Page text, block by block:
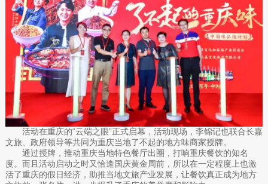
活动在重庆的“云端之眼”正式启幕，活动现场，李锦记也联合长嘉
文旅、政府领导等共同为重庆当地了不起的地方味商家授牌。
通过授牌，推动重庆当地特色餐厅出圈，打响重庆餐饮的知名
度。而且活动启动之时又恰逢国庆黄金周前，所以在一定程度上也激
活了重庆的假日经济，助推当地文旅产业发展，让餐饮真正成为地方